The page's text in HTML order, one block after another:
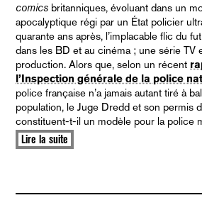
comics britanniques, évoluant dans un
apocalyptique régi par un État policier
quarante ans après, l’implacable flic du
dans les BD et au cinéma ; une série TV
production. Alors que, selon un récent
l’Inspection générale de la police
police française n’a jamais autant tiré à
population, le Juge Dredd et son permis
constituent-t-il un modèle pour la police
Lire la suite